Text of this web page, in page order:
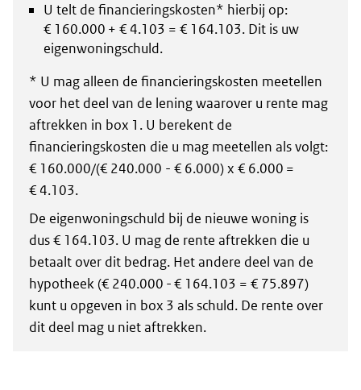
U telt de financieringskosten* hierbij op:
€ 160.000 + € 4.103 = € 164.103. Dit is uw
eigenwoningschuld.
* U mag alleen de financieringskosten meetellen
voor het deel van de lening waarover u rente mag
aftrekken in box 1. U berekent de
financieringskosten die u mag meetellen als volgt:
€ 160.000/(€ 240.000 - € 6.000) x € 6.000 =
€ 4.103.
De eigenwoningschuld bij de nieuwe woning is
dus € 164.103. U mag de rente aftrekken die u
betaalt over dit bedrag. Het andere deel van de
hypotheek (€ 240.000 - € 164.103 = € 75.897)
kunt u opgeven in box 3 als schuld. De rente over
dit deel mag u niet aftrekken.